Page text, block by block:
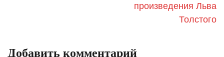
произведения Льва
Толстого
Добавить комментарий